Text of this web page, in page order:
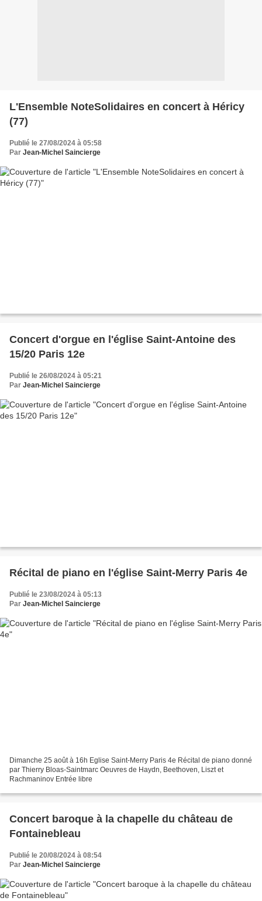
L'Ensemble NoteSolidaires en concert à Héricy
(77)
Publié le 27/08/2024 à 05:58
Par Jean-Michel Saincierge
Concert d'orgue en l'église Saint-Antoine des
15/20 Paris 12e
Publié le 26/08/2024 à 05:21
Par Jean-Michel Saincierge
Récital de piano en l'église Saint-Merry Paris 4e
Publié le 23/08/2024 à 05:13
Par Jean-Michel Saincierge
Dimanche 25 août à 16h Eglise Saint-Merry Paris 4e Récital de piano donné
par Thierry Bloas-Saintmarc Oeuvres de Haydn, Beethoven, Liszt et
Rachmaninov Entrée libre
Concert baroque à la chapelle du château de
Fontainebleau
Publié le 20/08/2024 à 08:54
Par Jean-Michel Saincierge